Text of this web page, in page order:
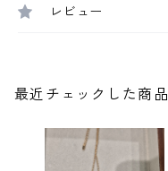
レビュー
最近チェックした商品